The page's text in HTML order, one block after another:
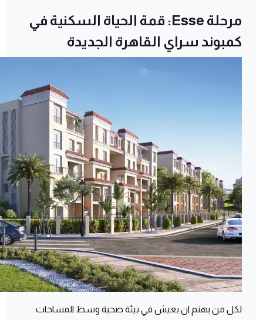
مرحلة Esse: قمة الحياة السكنية في
كمبوند سراي القاهرة الجديدة
لكل من يهتم ان يعيش في بيئة صحية وسط المساحات